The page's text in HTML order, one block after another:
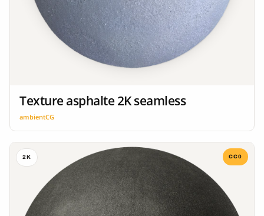
Texture asphalte 2K seamless
ambientCG
2K CC0